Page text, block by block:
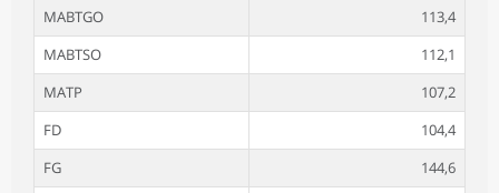
MABTGO
113,4
MABTSO
112,1
MATP
107,2
FD
104,4
FG
144,6